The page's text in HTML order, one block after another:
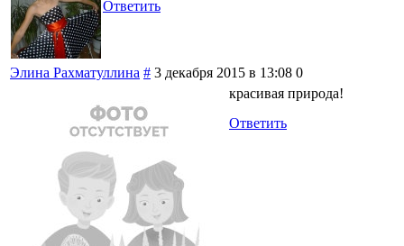
Ответить
Элина Рахматуллина # 3 декабря 2015 в 13:08 0
красивая природа!
Ответить